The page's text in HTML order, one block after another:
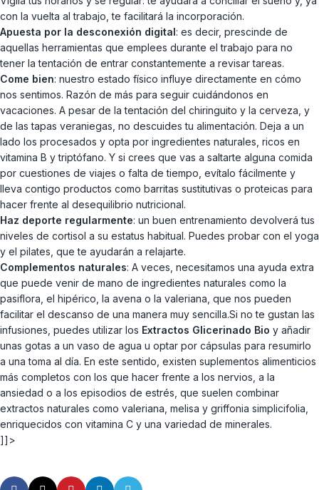
con la vuelta al trabajo, te facilitará la incorporación.
Apuesta por la desconexión digital: es decir, prescinde de
aquellas herramientas que emplees durante el trabajo para no
tener la tentación de entrar constantemente a revisar tareas.
Come bien: nuestro estado físico influye directamente en cómo
nos sentimos. Razón de más para seguir cuidándonos en
vacaciones. A pesar de la tentación del chiringuito y la cerveza, y
de las tapas veraniegas, no descuides tu alimentación. Deja a un
lado los procesados y opta por ingredientes naturales, ricos en
vitamina B y triptófano. Y si crees que vas a saltarte alguna comida
por cuestiones de viajes o falta de tiempo, evítalo fácilmente y
lleva contigo productos como barritas sustitutivas o proteicas para
hacer frente al desequilibrio nutricional.
Haz deporte regularmente: un buen entrenamiento devolverá tus
niveles de cortisol a su estatus habitual. Puedes probar con el yoga
y el pilates, que te ayudarán a relajarte.
Complementos naturales: A veces, necesitamos una ayuda extra
que puede venir de mano de ingredientes naturales como la
pasiflora, el hipérico, la avena o la valeriana, que nos pueden
facilitar el descanso de una manera muy sencilla.Si no te gustan las
infusiones, puedes utilizar los Extractos Glicerinado Bio y añadir
unas gotas a un vaso de agua u optar por cápsulas para resumirlo
a una toma al día. En este sentido, existen suplementos alimenticios
más completos con los que hacer frente a los nervios, a la
ansiedad o a los episodios de estrés, que suelen combinar
extractos naturales como valeriana, melisa y griffonia simplicifolia,
enriquecidos con vitamina C y una variedad de minerales.
]]>